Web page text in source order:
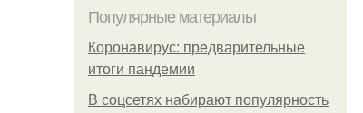
Популярные материалы
Коронавирус: предварительные
итоги пандемии
В соцсетях набирают популярность